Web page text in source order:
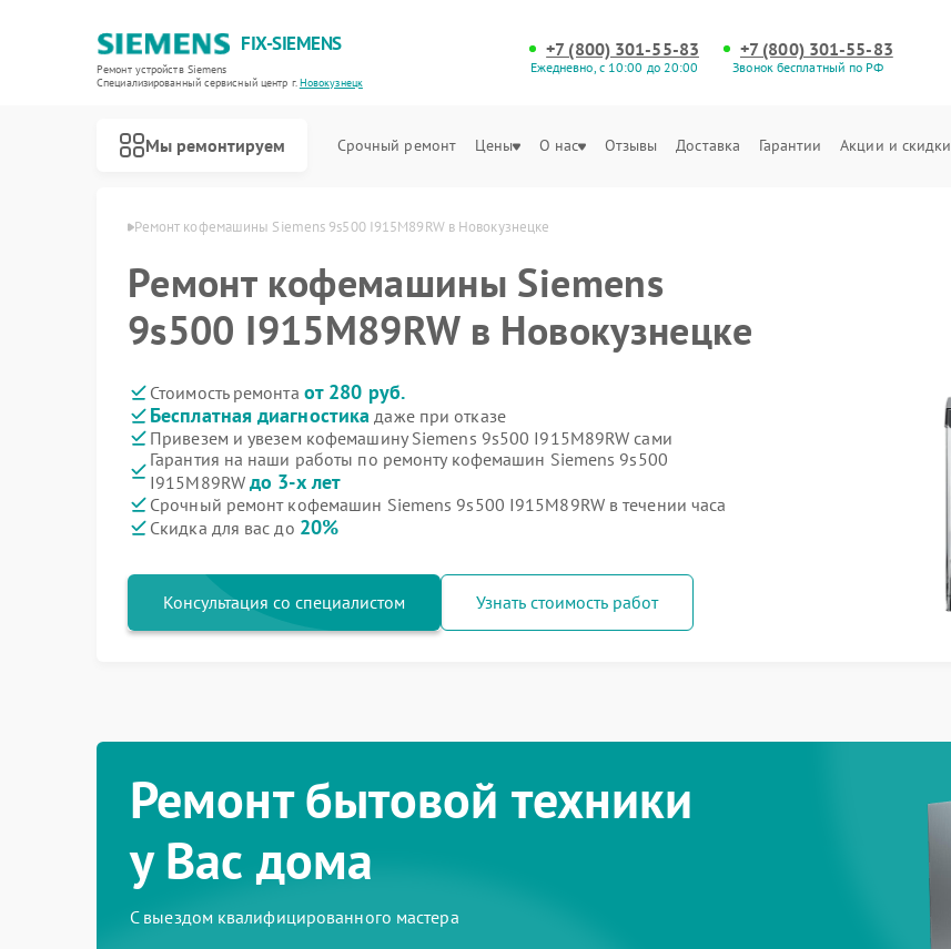
FIX-SIEMENS
Ремонт устройств Siemens
Специализированный cервисный центр г.Новокузнецк
+7 (800) 301-55-83
Ежедневно, с 10:00 до 20:00
+7 (800) 301-55-83
Звонок бесплатный по РФ
Мы ремонтируем Срочный ремонт Цены О нас Отзывы Доставка Гарантии Акции и скидки
Ремонт кофемашины Siemens 9s500 I915M89RW в Новокузнецке
Ремонт кофемашины Siemens
9s500 I915M89RW в Новокузнецке
Стоимость ремонта от 280 руб.
Бесплатная диагностика даже при отказе
Привезем и увезем кофемашину Siemens 9s500 I915M89RW сами
Гарантия на наши работы по ремонту кофемашин Siemens 9s500
I915M89RW до 3-х лет
Срочный ремонт кофемашин Siemens 9s500 I915M89RW в течении часа
Скидка для вас до 20%
Консультация со специалистом Узнать стоимость работ
Ремонт бытовой техники
у Вас дома
С выездом квалифицированного мастера